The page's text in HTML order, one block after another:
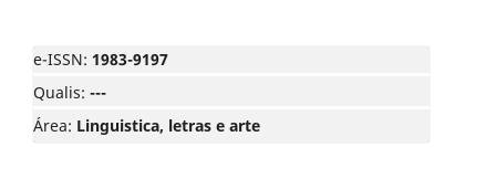
e-ISSN: 1983-9197
Qualis: ---
Área: Linguistica, letras e arte